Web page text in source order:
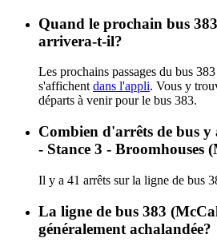
Quand le prochain bus
arrivera-t-il?
Les prochains passages du bus
s'affichent dans l'appli. Vous y
départs à venir pour le bus 383.
Combien d'arrêts de bus
- Stance 3 - Broomhouses
Il y a 41 arrêts sur la ligne de bus
La ligne de bus 383
généralement achalandée?